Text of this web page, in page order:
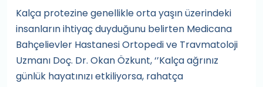
Kalça protezine genellikle orta yaşın üzerindeki
insanların ihtiyaç duyduğunu belirten Medicana
Bahçelievler Hastanesi Ortopedi ve Travmatoloji
Uzmanı Doç. Dr. Okan Özkunt, ‘’Kalça ağrınız
günlük hayatınızı etkiliyorsa, rahatça